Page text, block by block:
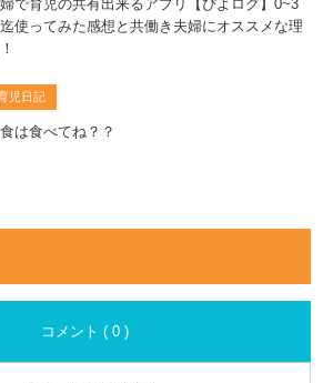
で育児の共有出来るアプリ【ぴよログ】0~3
使ってみた感想と共働き夫婦にオススメな理
児日記
は食べてね？？
コメント ( 0 )